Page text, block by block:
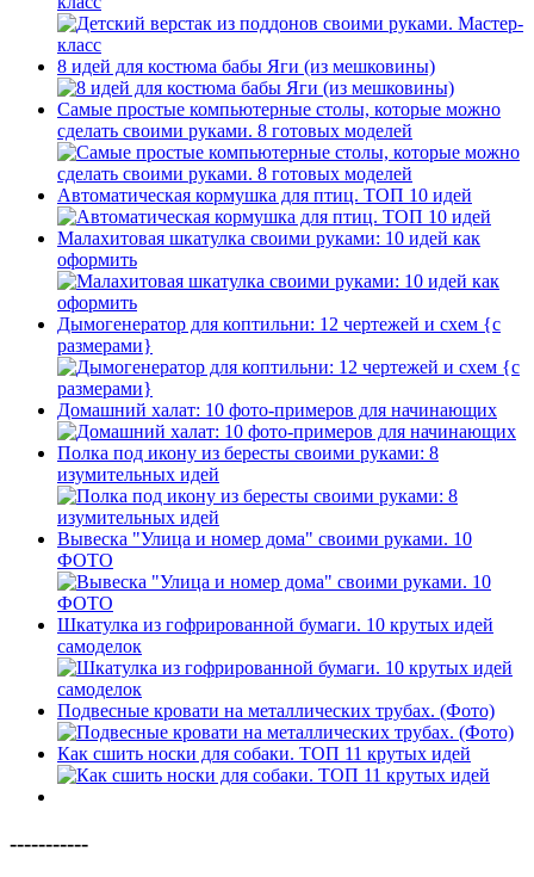
8 идей для костюма бабы Яги (из мешковины)
Самые простые компьютерные столы, которые можно
сделать своими руками. 8 готовых моделей
Автоматическая кормушка для птиц. ТОП 10 идей
Малахитовая шкатулка своими руками: 10 идей как
оформить
Дымогенератор для коптильни: 12 чертежей и схем {с
размерами}
Домашний халат: 10 фото-примеров для начинающих
Полка под икону из бересты своими руками: 8
изумительных идей
Вывеска "Улица и номер дома" своими руками. 10
ФОТО
Шкатулка из гофрированной бумаги. 10 крутых идей
самоделок
Подвесные кровати на металлических трубах. (Фото)
Как сшить носки для собаки. ТОП 11 крутых идей
-----------